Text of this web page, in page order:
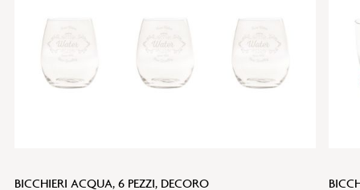
BICCHIERI ACQUA, 6 PEZZI, DECORO